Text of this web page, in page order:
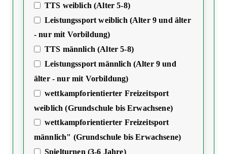
TTS weiblich (Alter 5-8)
Leistungssport weiblich (Alter 9 und älter
- nur mit Vorbildung)
TTS männlich (Alter 5-8)
Leistungssport männlich (Alter 9 und
älter - nur mit Vorbildung)
wettkampforientierter Freizeitsport
weiblich (Grundschule bis Erwachsene)
wettkampforientierter Freizeitsport
männlich" (Grundschule bis Erwachsene)
Spielturnen (3-6 Jahre)